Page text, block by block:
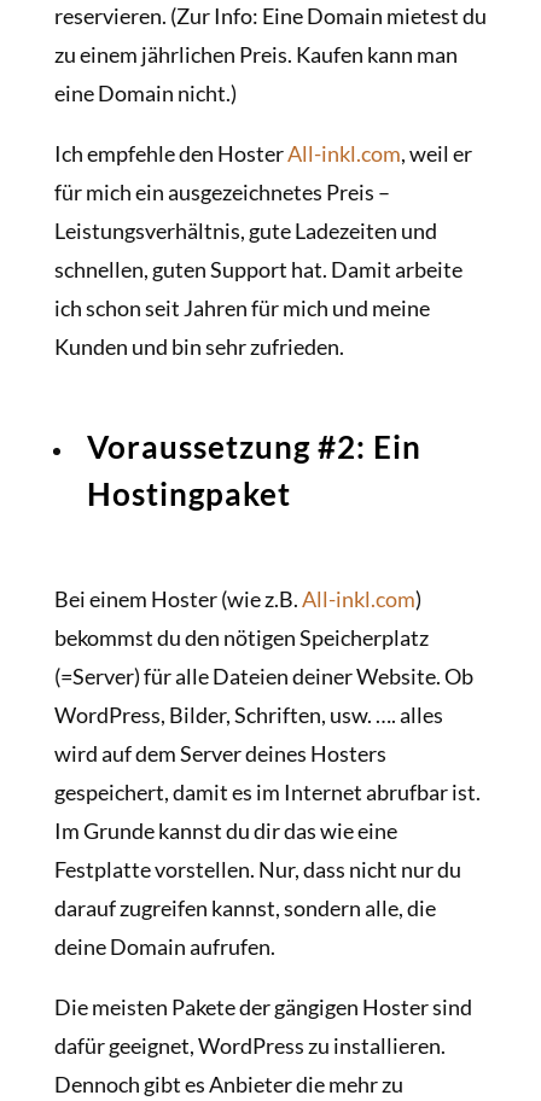
reservieren. (Zur Info: Eine Domain mietest du
zu einem jährlichen Preis. Kaufen kann man
eine Domain nicht.)
Ich empfehle den HosterAll-inkl.com, weil er
für mich ein ausgezeichnetes Preis –
Leistungsverhältnis, gute Ladezeiten und
schnellen, guten Support hat. Damit arbeite
ich schon seit Jahren für mich und meine
Kunden und bin sehr zufrieden.
Voraussetzung #2: Ein
Hostingpaket
Bei einem Hoster (wie z.B.All-inkl.com)
bekommst du den nötigen Speicherplatz
(=Server) für alle Dateien deiner Website. Ob
WordPress, Bilder, Schriften, usw. …. alles
wird auf dem Server deines Hosters
gespeichert, damit es im Internet abrufbar ist.
Im Grunde kannst du dir das wie eine
Festplatte vorstellen. Nur, dass nicht nur du
darauf zugreifen kannst, sondern alle, die
deine Domain aufrufen.
Die meisten Pakete der gängigen Hoster sind
dafür geeignet, WordPress zu installieren.
Dennoch gibt es Anbieter die mehr zu